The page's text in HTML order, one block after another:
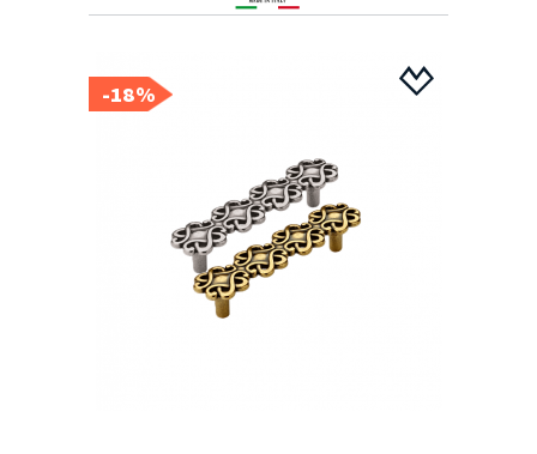
18%-